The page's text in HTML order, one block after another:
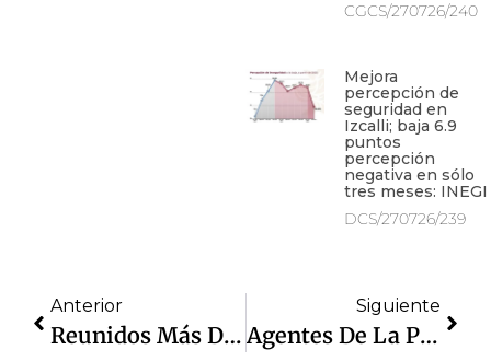
CGCS/270726/240
Mejora
percepción de
seguridad en
Izcalli; baja 6.9
puntos
percepción
negativa en sólo
tres meses: INEGI
DCS/270726/239
Anterior
Reunidos Más De 600 Izcallenses Para Clase Nacional De Boxeo
Siguiente
Agentes De La Policía De Cuautitlán Izcalli Detuvieron A Un Hombre Que Tomaba Fotografías A Menores De Edad